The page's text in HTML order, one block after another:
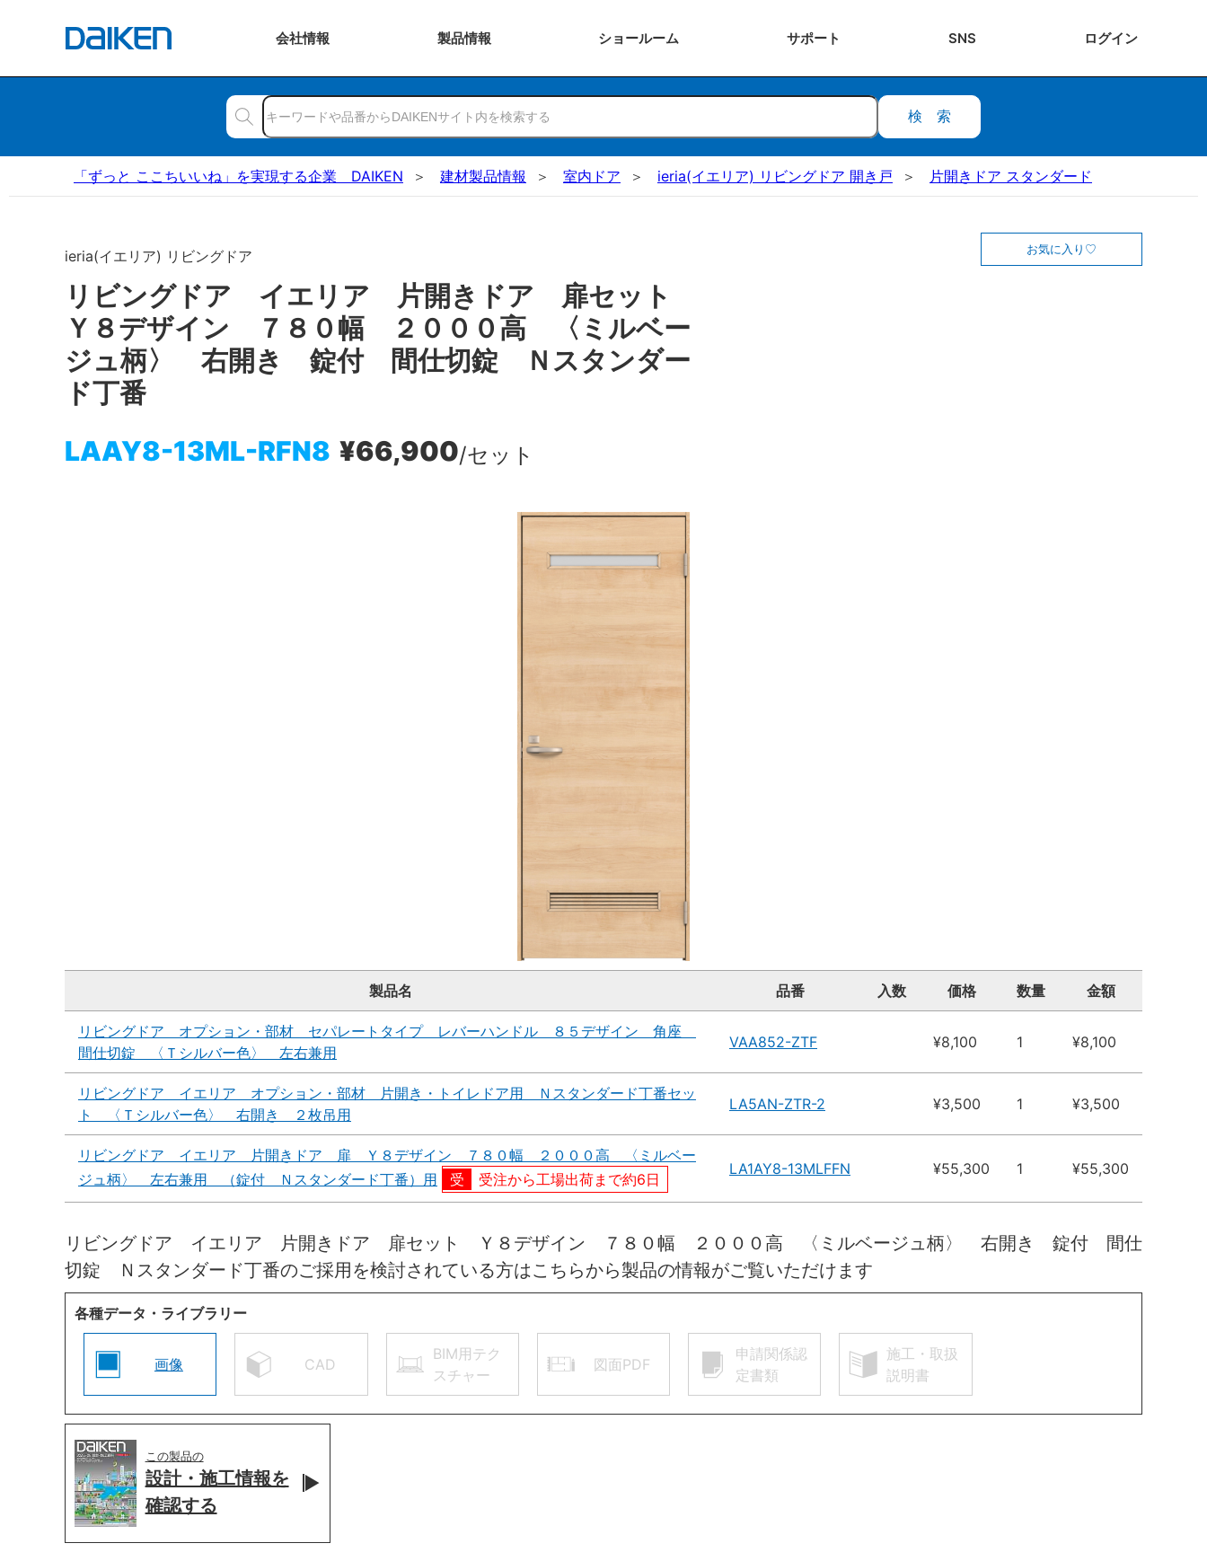
会社情報 製品情報 ショールーム サポート SNS ログイン
検索
「ずっと ここちいいね」を実現する企業 DAIKEN 建材製品情報 室内ドア ieria(イエリア) リビングドア 開き戸 片開きドア スタンダード
ieria(イエリア) リビングドア
リビングドア イエリア 片開きドア 扉セット
Ｙ８デザイン ７８０幅 ２０００高 〈ミルベー
ジュ柄〉 右開き 錠付 間仕切錠 Ｎスタンダー
ド丁番
LAAY8-13ML-RFN8 ¥66,900/セット
お気に入り
製品名 品番 入数 価格 数量 金額
リビングドア オプション・部材 セパレートタイプ レバーハンドル ８５デザイン 角座
間仕切錠 〈Ｔシルバー色〉 左右兼用
VAA852-ZTF ¥8,100 1 ¥8,100
リビングドア イエリア オプション・部材 片開き・トイレドア用 Ｎスタンダード丁番セッ
ト 〈Ｔシルバー色〉 右開き ２枚吊用
LA5AN-ZTR-2 ¥3,500 1 ¥3,500
リビングドア イエリア 片開きドア 扉 Ｙ８デザイン ７８０幅 ２０００高 〈ミルベー
ジュ柄〉 左右兼用 （錠付 Ｎスタンダード丁番）用
受注から工場出荷まで約6日
LA1AY8-13MLFFN ¥55,300 1 ¥55,300
リビングドア イエリア 片開きドア 扉セット Ｙ８デザイン ７８０幅 ２０００高 〈ミルベージュ柄〉 右開き 錠付 間仕
切錠 Ｎスタンダード丁番のご採用を検討されている方はこちらから製品の情報がご覧いただけます
各種データ・ライブラリー
画像 CAD
BIM用テク
スチャー
図面PDF
申請関係認
定書類
施工・取扱
説明書
この製品の
設計・施工情報を
確認する